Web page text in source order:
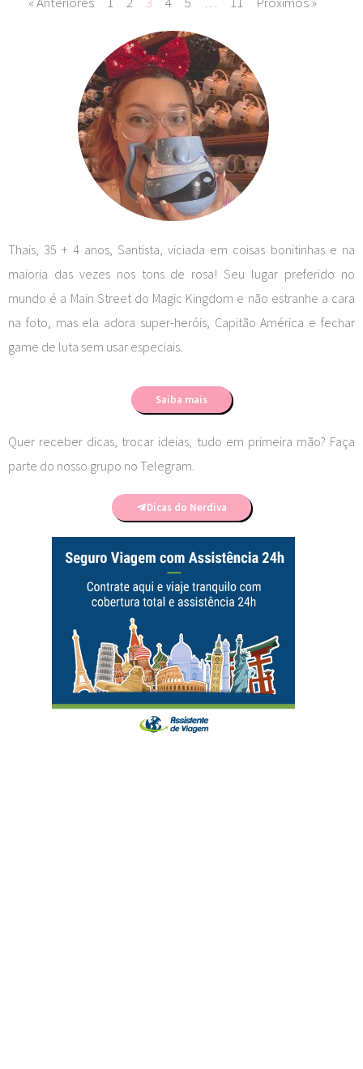
Thais, 35 + 4 anos, Santista, viciada em coisas bonitinhas e na
maioria das vezes nos tons de rosa! Seu lugar preferido no
mundo é a Main Street do Magic Kingdom e não estranhe a cara
na foto, mas ela adora super-heróis, Capitão América e fechar
game de luta sem usar especiais.
Saiba mais
Quer receber dicas, trocar ideias, tudo em primeira mão? Faça
parte do nosso grupo no Telegram.
Dicas do Nerdiva